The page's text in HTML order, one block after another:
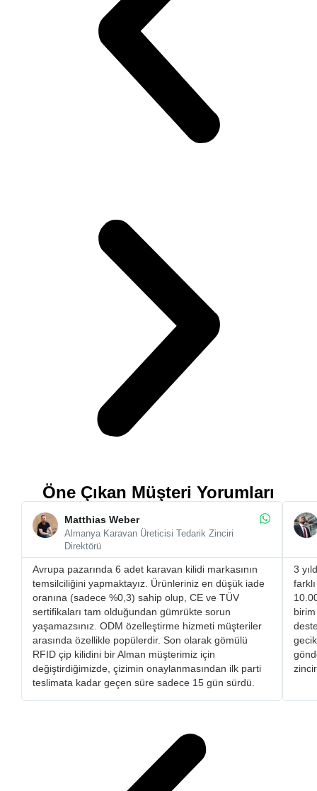
Öne Çıkan Müşteri Yorumları
Matthias Weber
Almanya Karavan Üreticisi Tedarik Zinciri
Direktörü
Avrupa pazarında 6 adet karavan kilidi markasının
temsilciliğini yapmaktayız. Ürünleriniz en düşük iade
oranına (sadece %0,3) sahip olup, CE ve TÜV
sertifikaları tam olduğundan gümrükte sorun
yaşamazsınız. ​ODM özelleştirme hizmeti müşteriler
arasında özellikle popülerdir. Son olarak gömülü
RFID çip kilidini bir Alman müşterimiz için
değiştirdiğimizde, çizimin onaylanmasından ilk parti
teslimata kadar geçen süre sadece 15 gün sürdü.
3